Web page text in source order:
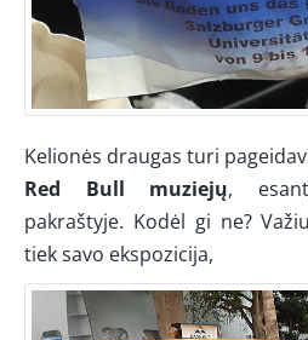
Kelionės draugas turi
Red Bull muziejų,
pakraštyje. Kodėl gi ne?
tiek savo ekspozicija,